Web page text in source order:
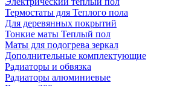
Термостаты для Теплого пола
Для деревянных покрытий
Тонкие маты Теплый пол
Маты для подогрева зеркал
Дополнительные комплектующие
Радиаторы и обвязка
Радиаторы алюминиевые